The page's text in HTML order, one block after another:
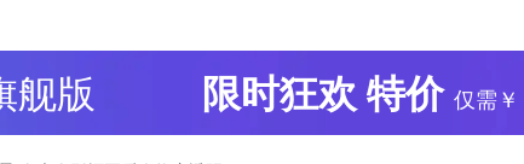
舰版 限时狂欢 特价 仅需￥